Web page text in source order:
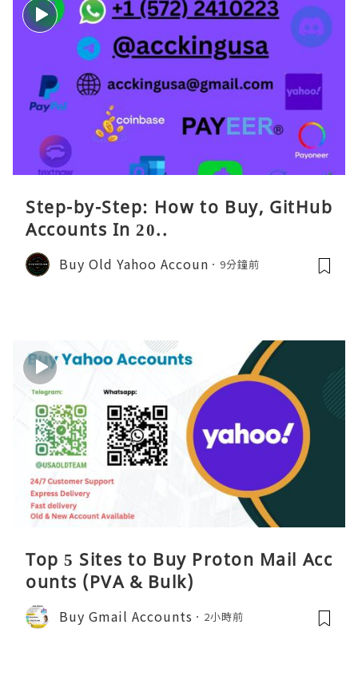
Step-by-Step: How to Buy, GitHub
Accounts In 20..
Buy Old Yahoo Accoun 9分鐘前
Top 5 Sites to Buy Proton Mail Acc
ounts (PVA & Bulk)
Buy Gmail Accounts 2小時前